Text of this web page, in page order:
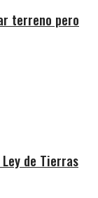
terreno pero
de Tierras